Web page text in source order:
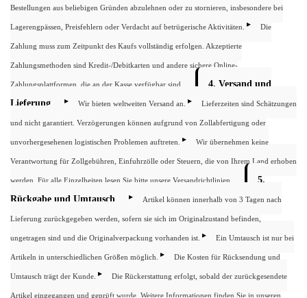
Bestellungen aus beliebigen Gründen abzulehnen oder zu stornieren, insbesondere bei
Lagerengpässen, Preisfehlern oder Verdacht auf betrügerische Aktivitäten. Die
Zahlung muss zum Zeitpunkt des Kaufs vollständig erfolgen. Akzeptierte
Zahlungsmethoden sind Kredit-/Debitkarten und andere sichere Online-
Zahlungsplattformen, die an der Kasse verfügbar sind.
4. Versand und
Lieferung
Wir bieten weltweiten Versand an. Lieferzeiten sind Schätzungen
und nicht garantiert. Verzögerungen können aufgrund von Zollabfertigung oder
unvorhergesehenen logistischen Problemen auftreten. Wir übernehmen keine
Verantwortung für Zollgebühren, Einfuhrzölle oder Steuern, die von Ihrem Land erhoben
werden. Für alle Einzelheiten lesen Sie bitte unsere Versandrichtlinien.
5.
Rückgabe und Umtausch
Artikel können innerhalb von 3 Tagen nach
Lieferung zurückgegeben werden, sofern sie sich im Originalzustand befinden,
ungetragen sind und die Originalverpackung vorhanden ist. Ein Umtausch ist nur bei
Artikeln in unterschiedlichen Größen möglich. Die Kosten für Rücksendung und
Umtausch trägt der Kunde. Die Rückerstattung erfolgt, sobald der zurückgesendete
Artikel eingegangen und geprüft wurde. Weitere Informationen finden Sie in unseren